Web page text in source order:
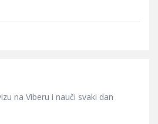
na Viberu i nauči svaki dan